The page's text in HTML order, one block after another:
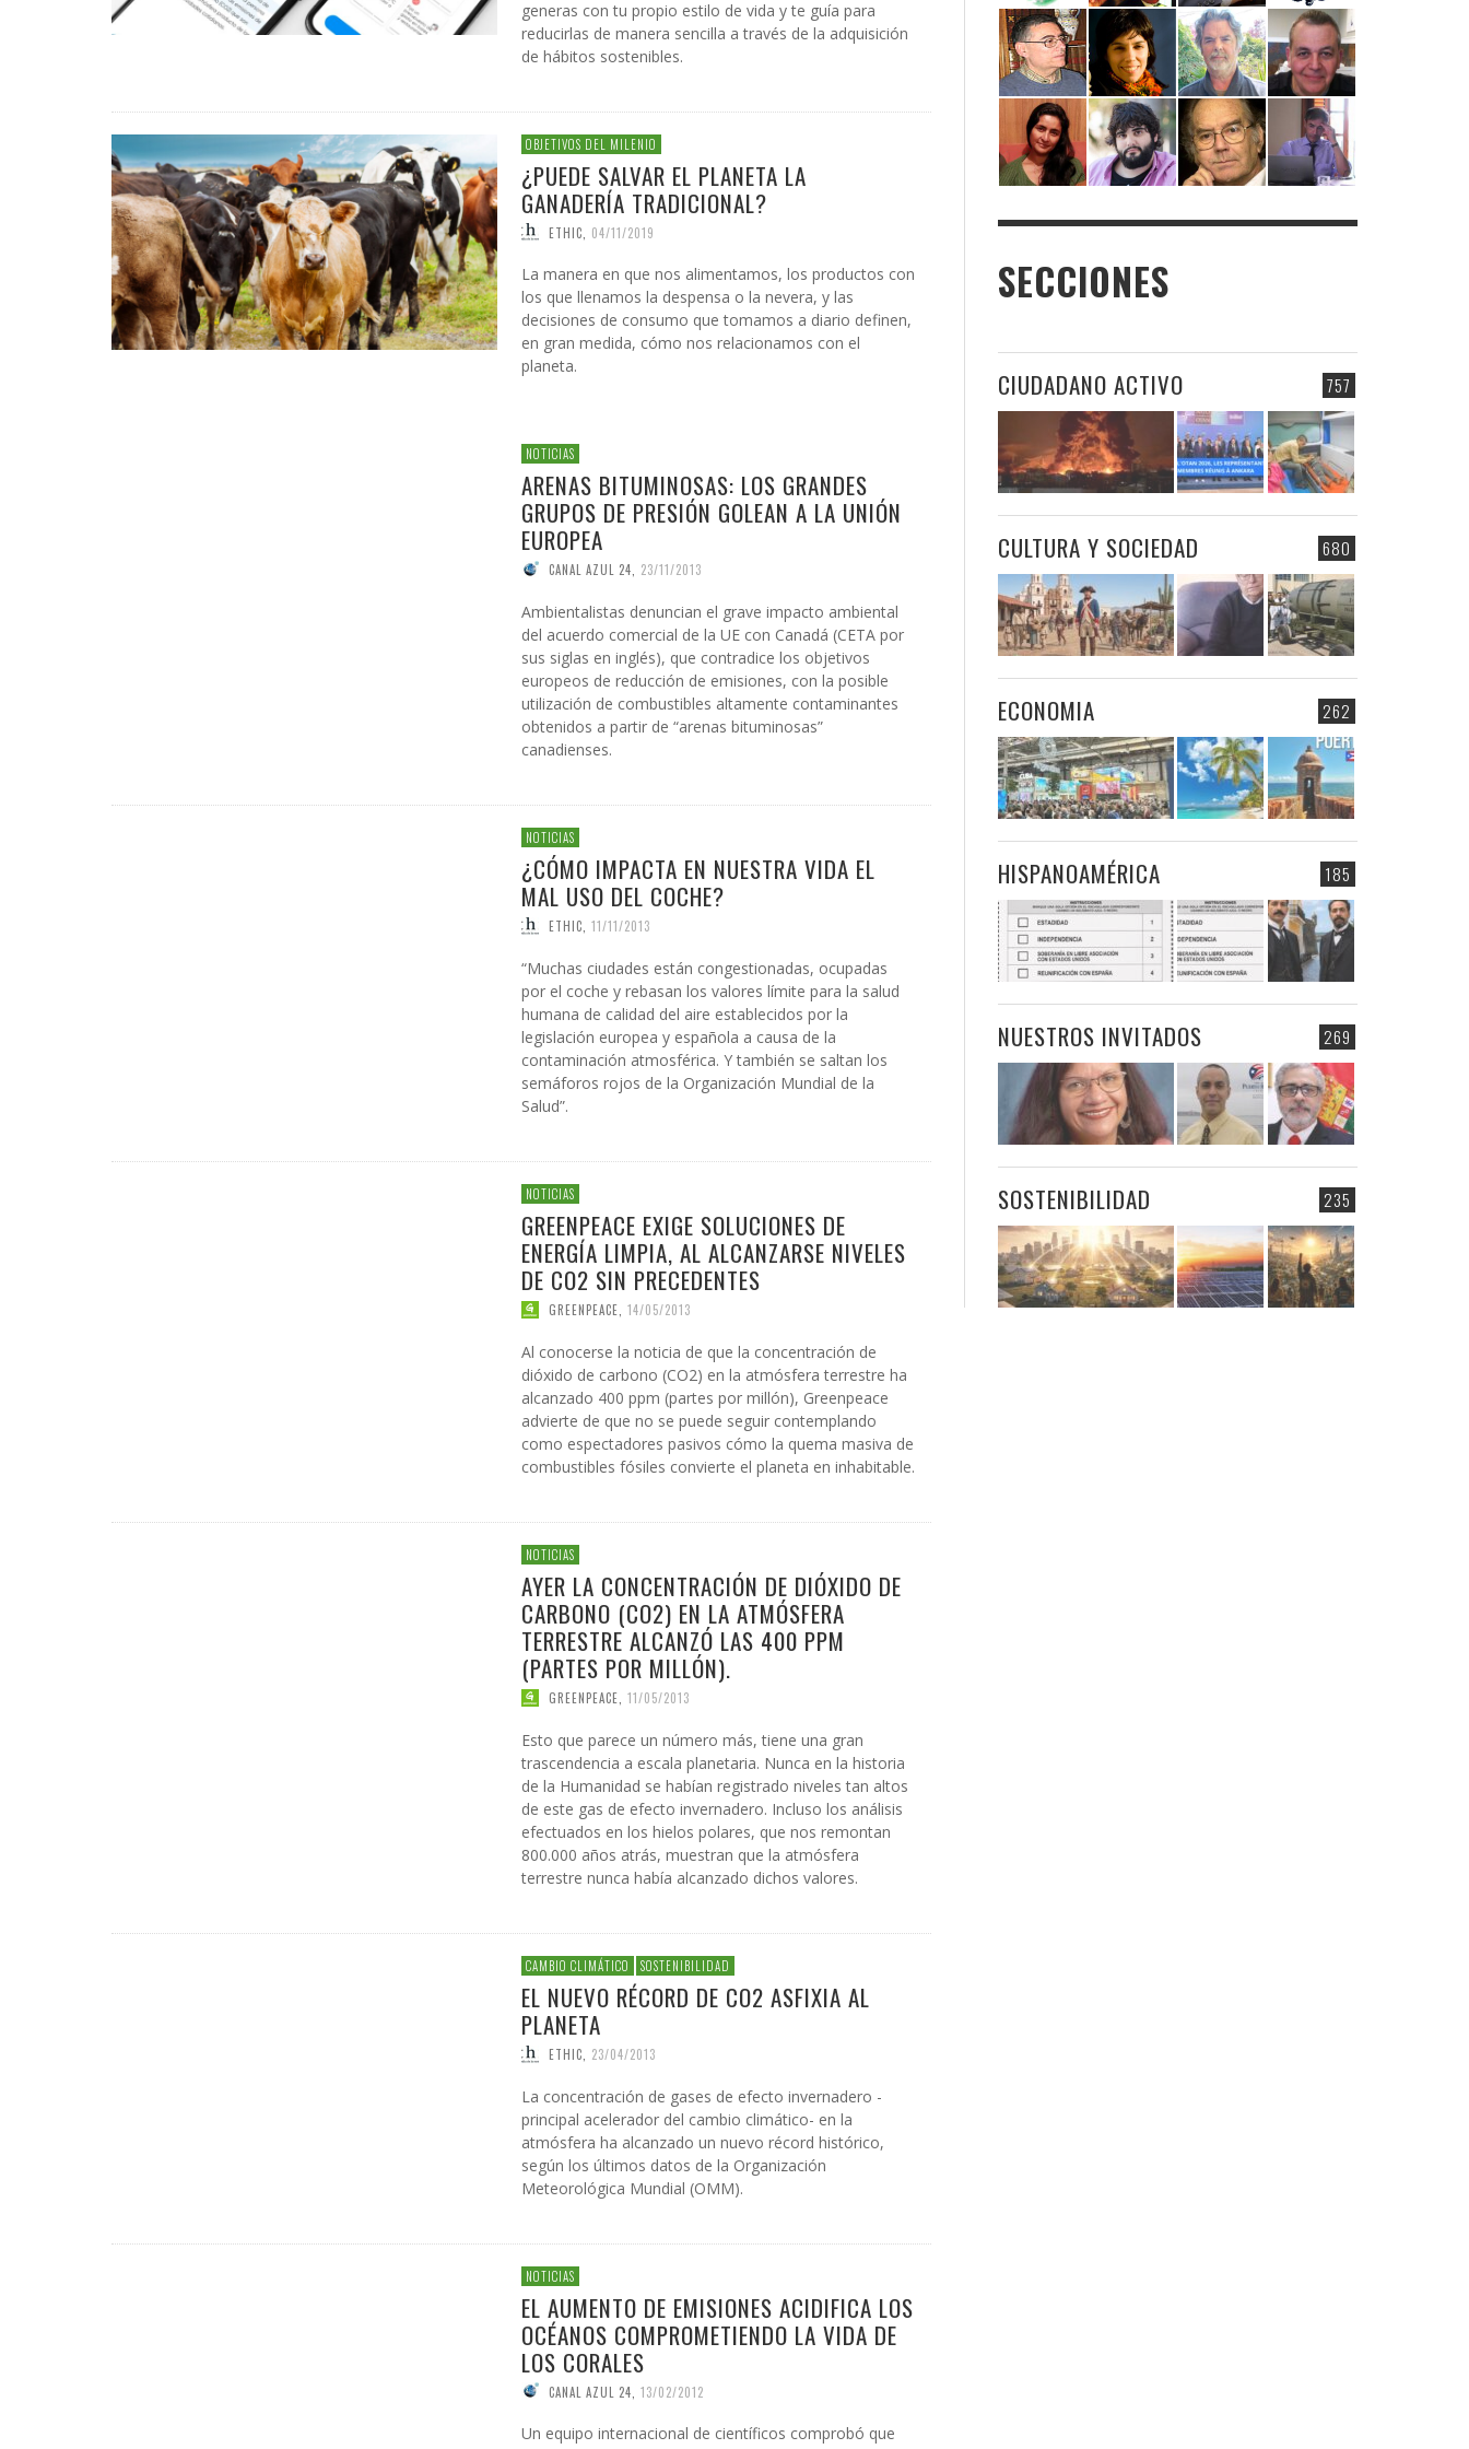
generas con tu propio estilo de vida y te guía para
reducirlas de manera sencilla a través de la adquisición
de hábitos sostenibles.
OBJETIVOS DEL MILENIO
¿PUEDE SALVAR EL PLANETA LA
GANADERÍA TRADICIONAL?
ETHIC 04/11/2019
La manera en que nos alimentamos, los productos con
los que llenamos la despensa o la nevera, y las
decisiones de consumo que tomamos a diario definen,
en gran medida, cómo nos relacionamos con el
planeta.
NOTICIAS
ARENAS BITUMINOSAS: LOS GRANDES
GRUPOS DE PRESIÓN GOLEAN A LA UNIÓN
EUROPEA
CANAL AZUL 24, 23/11/2013
Ambientalistas denuncian el grave impacto ambiental
del acuerdo comercial de la UE con Canadá (CETA por
sus siglas en inglés), que contradice los objetivos
europeos de reducción de emisiones, con la posible
utilización de combustibles altamente contaminantes
obtenidos a partir de “arenas bituminosas”
canadienses.
NOTICIAS
¿CÓMO IMPACTA EN NUESTRA VIDA EL
MAL USO DEL COCHE?
ETHIC 11/11/2013
“Muchas ciudades están congestionadas, ocupadas
por el coche y rebasan los valores límite para la salud
humana de calidad del aire establecidos por la
legislación europea y española a causa de la
contaminación atmosférica. Y también se saltan los
semáforos rojos de la Organización Mundial de la
Salud”.
NOTICIAS
GREENPEACE EXIGE SOLUCIONES DE
ENERGÍA LIMPIA, AL ALCANZARSE NIVELES
DE CO2 SIN PRECEDENTES
GREENPEACE 14/05/2013
Al conocerse la noticia de que la concentración de
dióxido de carbono (CO2) en la atmósfera terrestre ha
alcanzado 400 ppm (partes por millón), Greenpeace
advierte de que no se puede seguir contemplando
como espectadores pasivos cómo la quema masiva de
combustibles fósiles convierte el planeta en inhabitable.
NOTICIAS
AYER LA CONCENTRACIÓN DE DIÓXIDO DE
CARBONO (CO2) EN LA ATMÓSFERA
TERRESTRE ALCANZÓ LAS 400 PPM
(PARTES POR MILLÓN).
GREENPEACE 11/05/2013
Esto que parece un número más, tiene una gran
trascendencia a escala planetaria. Nunca en la historia
de la Humanidad se habían registrado niveles tan altos
de este gas de efecto invernadero. Incluso los análisis
efectuados en los hielos polares, que nos remontan
800.000 años atrás, muestran que la atmósfera
terrestre nunca había alcanzado dichos valores.
CAMBIO CLIMÁTICO SOSTENIBILIDAD
EL NUEVO RÉCORD DE CO2 ASFIXIA AL
PLANETA
ETHIC 23/04/2013
La concentración de gases de efecto invernadero -
principal acelerador del cambio climático- en la
atmósfera ha alcanzado un nuevo récord histórico,
según los últimos datos de la Organización
Meteorológica Mundial (OMM).
NOTICIAS
EL AUMENTO DE EMISIONES ACIDIFICA LOS
OCÉANOS COMPROMETIENDO LA VIDA DE
LOS CORALES
CANAL AZUL 24 13/02/2012
Un equipo internacional de científicos comprobó que
SECCIONES
757
CIUDADANO ACTIVO
680
CULTURA Y SOCIEDAD
262
ECONOMIA
185
HISPANOAMÉRICA
269
NUESTROS INVITADOS
235
SOSTENIBILIDAD